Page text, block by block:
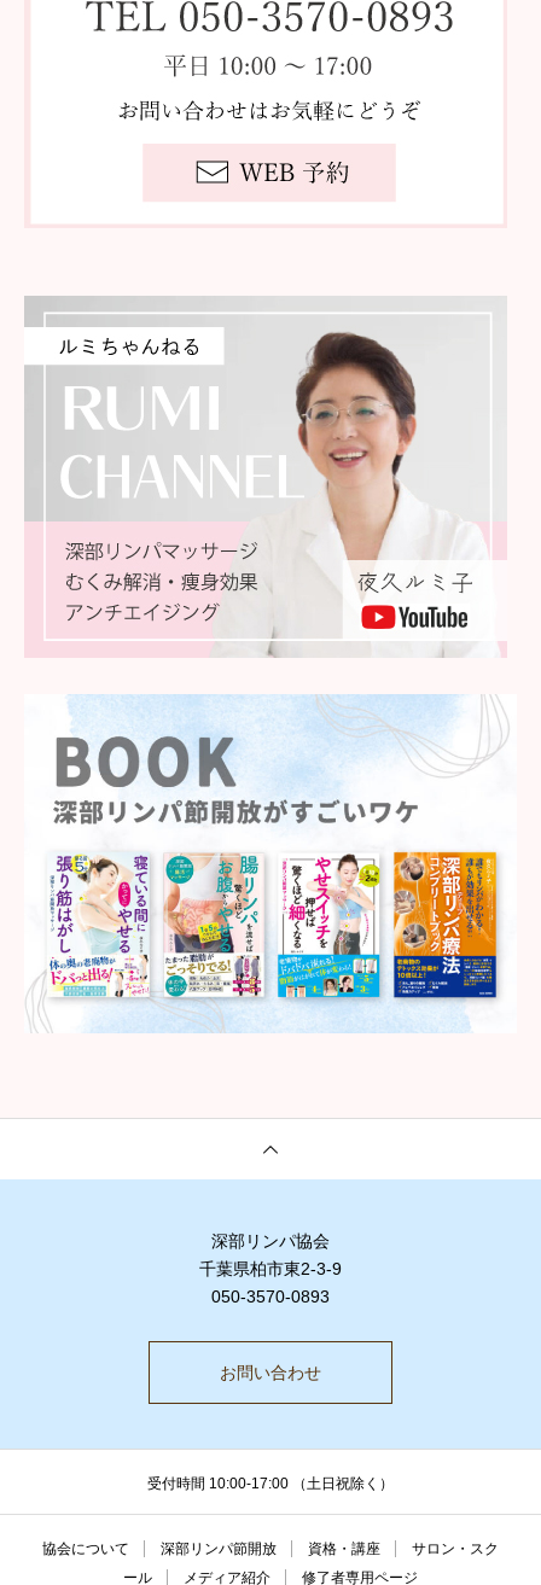
深部リンパ協会
千葉県柏市東2-3-9
050-3570-0893
お問い合わせ
受付時間 10:00-17:00 （土日祝除く）
協会について 深部リンパ節開放 資格・講座
サロン・スク
ール
メディア紹介 修了者専用ページ